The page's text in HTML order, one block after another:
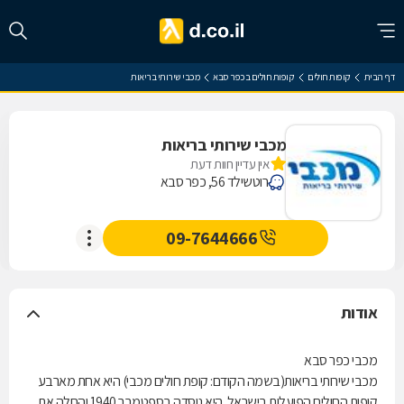
דף הבית קופות חולים קופות חולים בכפר סבא מכבי שירותי בריאות
מכבי שירותי בריאות
אין עדיין חוות דעת
רוטשילד 56, כפר סבא
09-7644666
אודות
מכבי כפר סבא
מכבי שירותי בריאות(בשמה הקודם: קופת חולים מכבי) היא אחת מארבע